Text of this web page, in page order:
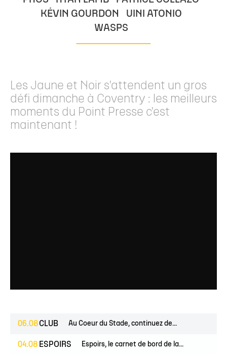
KÉVIN GOURDON
UINI ATONIO
WASPS
Les Jaune et Noir s'attendent un gros
défi dimanche à Coventry : les meilleurs
moments du Point Presse c'est
maintenant !
06.08CLUB Au Coeur du Stade, continuez de...
04.08 ESPOIRS Espoirs, le carnet de bord de la...